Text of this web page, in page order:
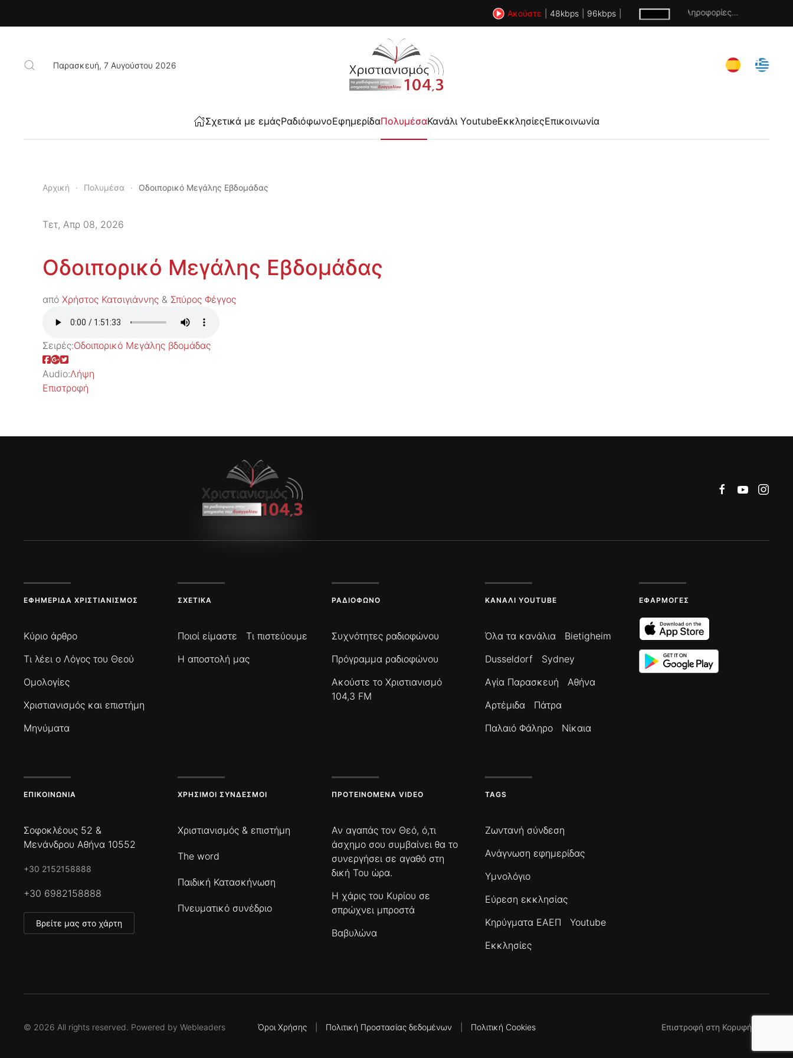
Ακούστε 48kbps 96kbps Χωρίς πληροφορίες...
Παρασκευή, 7 Αυγούστου 2026
Σχετικά με εμάςΡαδιόφωνοΕφημερίδαΠολυμέσαΚανάλι YoutubeΕκκλησίεςΕπικοινωνία
Αρχική Πολυμέσα Οδοιπορικό Μεγάλης Εβδομάδας
Τετ, Απρ 08, 2026
Οδοιπορικό Μεγάλης Εβδομάδας
από Χρήστος Κατσιγιάννης & Σπύρος Φέγγος
Σειρές:Οδοιπορικό Μεγάλης βδομάδας
Audio:Λήψη
Επιστροφή
ΕΦΗΜΕΡΊΔΑ ΧΡΙΣΤΙΑΝΙΣΜΌΣ
Κύριο άρθρο
Τι λέει ο Λόγος του Θεού
Ομολογίες
Χριστιανισμός και επιστήμη
Μηνύματα
ΣΧΕΤΙΚΆ
Ποιοί είμαστε
Τι πιστεύουμε
Η αποστολή μας
ΡΑΔΙΌΦΩΝΟ
Συχνότητες ραδιοφώνου
Πρόγραμμα ραδιοφώνου
Ακούστε το Χριστιανισμό
104,3 FM
ΚΑΝΆΛΙ YOUTUBE
Όλα τα κανάλια
Bietigheim
Dusseldorf
Sydney
Αγία Παρασκευή
Αθήνα
Αρτέμιδα
Πάτρα
Παλαιό Φάληρο
Νίκαια
ΕΦΑΡΜΟΓΈΣ
ΕΠΙΚΟΙΝΩΝΊΑ
Σοφοκλέους 52 &
Μενάνδρου Αθήνα 10552
+30 2152158888
+30 6982158888
Βρείτε μας στο χάρτη
ΧΡΉΣΙΜΟΙ ΣΎΝΔΕΣΜΟΙ
Χριστιανισμός & επιστήμη
The word
Παιδική Κατασκήνωση
Πνευματικό συνέδριο
ΠΡΟΤΕΙΝΌΜΕΝΑ VIDEO
Αν αγαπάς τον Θεό, ό,τι
άσχημο σου συμβαίνει θα το
συνεργήσει σε αγαθό στη
δική Του ώρα.
Η χάρις του Κυρίου σε
σπρώχνει μπροστά
Βαβυλώνα
TAGS
Ζωντανή σύνδεση
Ανάγνωση εφημερίδας
Υμνολόγιο
Εύρεση εκκλησίας
Κηρύγματα ΕΑΕΠ
Youtube
Εκκλησίες
© 2026 All rights reserved. Powered by Webleaders Όροι Χρήσης| Πολιτική Προστασίας δεδομένων Πολιτική Cookies Επιστροφή στη Κορυφή